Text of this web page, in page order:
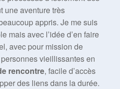
une aventure très
appris. Je me suis
mais avec l’idée d’en faire
avec pour mission de
vieillissantes en
rencontre, facile d’accès
des liens dans la durée.